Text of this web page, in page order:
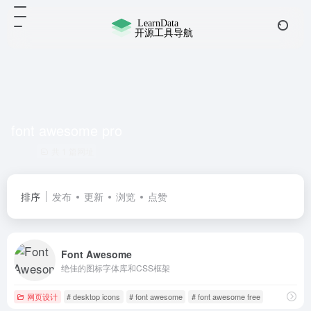
排序 发布 更新 浏览 点赞
Font Awesome
绝佳的图标字体库和CSS框架
网页设计 # desktop icons # font awesome # font awesome free